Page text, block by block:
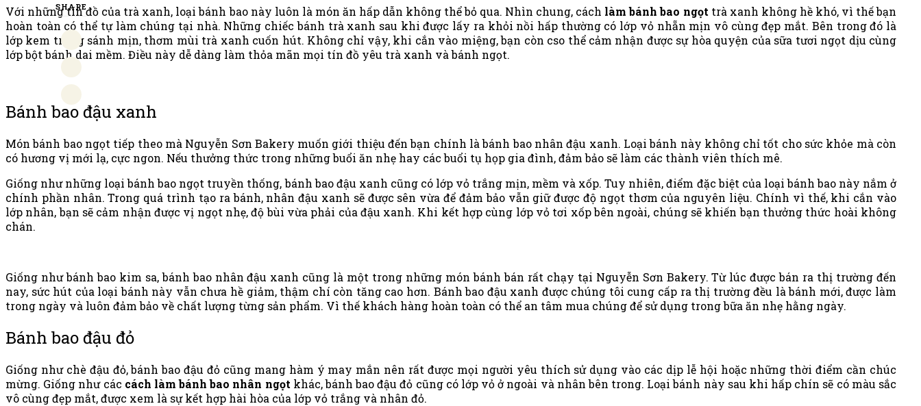
SHARE
Với những tín đồ của trà xanh, loại bánh bao này luôn là món ăn hấp dẫn không thể bỏ qua. Nhìn chung, cách làm bánh bao ngọttrà xanh không hề khó, vì thế bạn
hoàn toàn có thể tự làm chúng tại nhà. Những chiếc bánh trà xanh sau khi được lấy ra khỏi nồi hấp thường có lớp vỏ nhẵn mịn vô cùng đẹp mắt. Bên trong đó là
lớp kem trứng sánh mịn, thơm mùi trà xanh cuốn hút. Không chỉ vậy, khi cắn vào miệng, bạn còn cso thể cảm nhận được sự hòa quyện của sữa tươi ngọt dịu cùng
lớp bột bánh dai mềm. Điều này dễ dàng làm thỏa mãn mọi tín đồ yêu trà xanh và bánh ngọt.
Bánh bao đậu xanh
Món bánh bao ngọt tiếp theo mà Nguyễn Sơn Bakery muốn giới thiệu đến bạn chính là bánh bao nhân đậu xanh. Loại bánh này không chỉ tốt cho sức khỏe mà còn
có hương vị mới lạ, cực ngon. Nếu thưởng thức trong những buổi ăn nhẹ hay các buổi tụ họp gia đình, đảm bảo sẽ làm các thành viên thích mê.
Giống như những loại bánh bao ngọt truyền thống, bánh bao đậu xanh cũng có lớp vỏ trắng mịn, mềm và xốp. Tuy nhiên, điểm đặc biệt của loại bánh bao này nắm ở
chính phần nhân. Trong quá trình tạo ra bánh, nhân đậu xanh sẽ được sên vừa để đảm bảo vẫn giữ được độ ngọt thơm của nguyên liệu. Chính vì thế, khi cắn vào
lớp nhân, bạn sẽ cảm nhận được vị ngọt nhẹ, độ bùi vừa phải của đậu xanh. Khi kết hợp cùng lớp vỏ tơi xốp bên ngoài, chúng sẽ khiến bạn thưởng thức hoài không
chán.
Giống như bánh bao kim sa, bánh bao nhân đậu xanh cũng là một trong những món bánh bán rất chạy tại Nguyễn Sơn Bakery. Từ lúc được bán ra thị trường đến
nay, sức hút của loại bánh này vẫn chưa hề giảm, thậm chí còn tăng cao hơn. Bánh bao đậu xanh được chúng tôi cung cấp ra thị trường đều là bánh mới, được làm
trong ngày và luôn đảm bảo về chất lượng từng sản phẩm. Vì thế khách hàng hoàn toàn có thể an tâm mua chúng để sử dụng trong bữa ăn nhẹ hằng ngày.
Bánh bao đậu đỏ
Giống như chè đậu đỏ, bánh bao đậu đỏ cũng mang hàm ý may mắn nên rất được mọi người yêu thích sử dụng vào các dịp lễ hội hoặc những thời điểm cần chúc
mừng. Giống như các cách làm bánh bao nhân ngọt khác, bánh bao đậu đỏ cũng có lớp vỏ ở ngoài và nhân bên trong. Loại bánh này sau khi hấp chín sẽ có màu sắc
vô cùng đẹp mắt, được xem là sự kết hợp hài hòa của lớp vỏ trắng và nhân đỏ.